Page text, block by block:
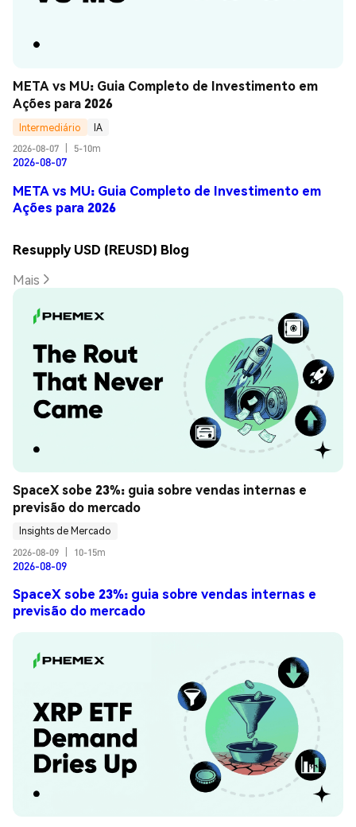
META vs MU: Guia Completo de Investimento em
Ações para 2026
Intermediário
IA
2026-08-07
5-10m
2026-08-07
META vs MU: Guia Completo de Investimento em
Ações para 2026
Resupply USD (REUSD) Blog
Mais
SpaceX sobe 23%: guia sobre vendas internas e
previsão do mercado
Insights de Mercado
2026-08-09
10-15m
2026-08-09
SpaceX sobe 23%: guia sobre vendas internas e
previsão do mercado